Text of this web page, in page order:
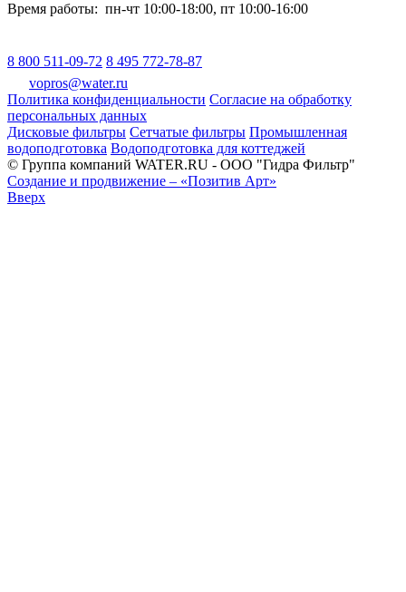
Время работы: пн-чт 10:00-18:00, пт 10:00-16:00
8 800 511-09-72 8 495 772-78-87
vopros@water.ru
Политика конфиденциальности Согласие на обработку
персональных данных
Дисковые фильтры Сетчатые фильтры Промышленная
водоподготовка Водоподготовка для коттеджей
© Группа компаний WATER.RU - ООО "Гидра Фильтр"
Создание и продвижение – «Позитив Арт»
Вверх